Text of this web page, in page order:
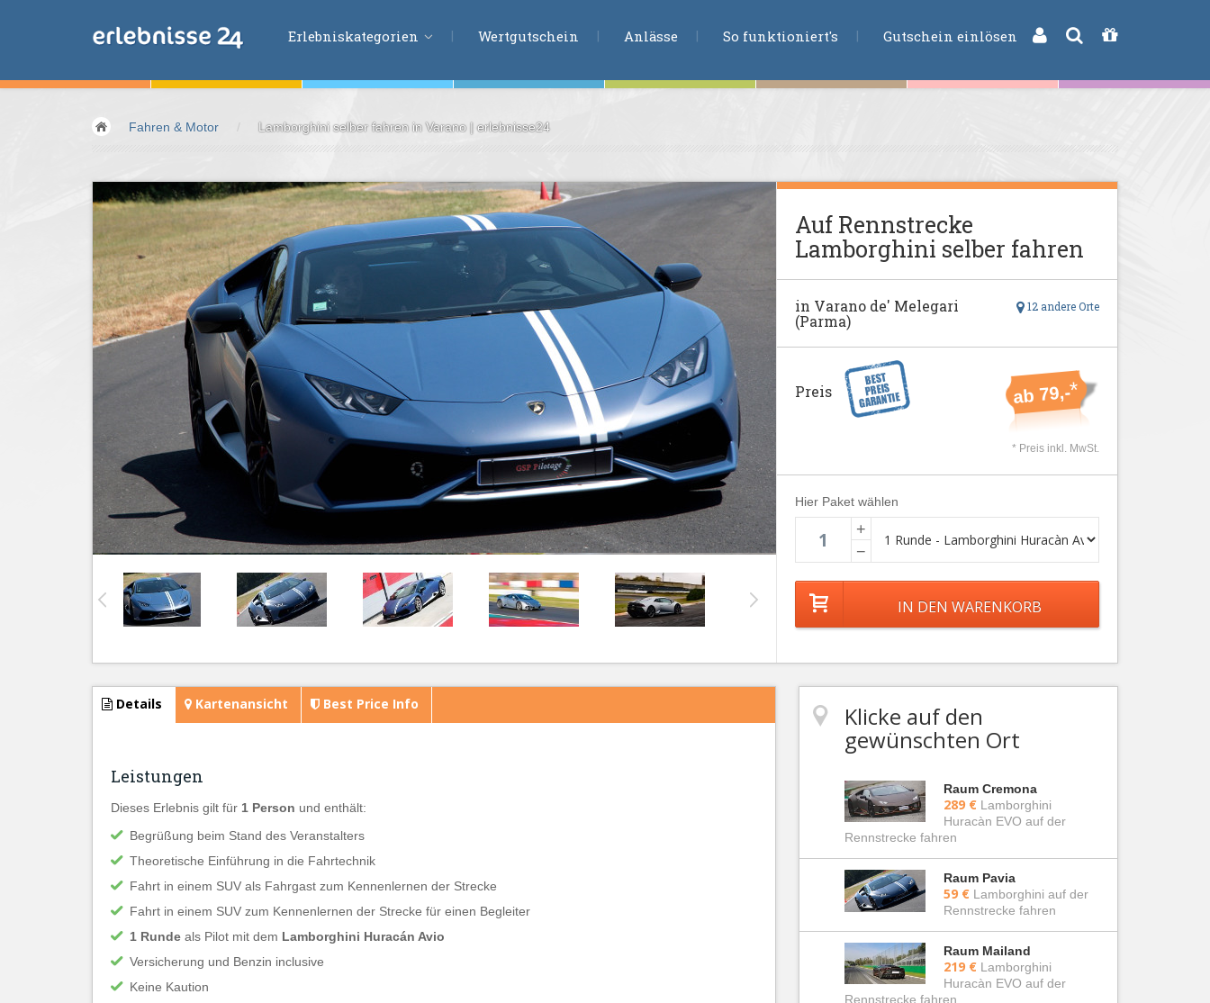
Erlebniskategorien
Fliegen &Gleiten
Abenteuer &Action
Sport &Fitness
Essen &Trinken
Wellness &
Wasser &
Lifestyle &
Kids &Family
Übernachtungen
Wertgutschein Anlässe So funktioniert's Gutschein einlösen
Fahren & Motor / Lamborghini selber fahren in Varano | erlebnisse24
Auf Rennstrecke
Lamborghini selber fahren
12 andere Orte
in Varano de' Melegari
(Parma)
ab 79,-*
Preis
* Preis inkl. MwSt.
Hier Paket wählen
+
−
Details Kartenansicht Best Price Info
Leistungen
Dieses Erlebnis gilt für 1 Person und enthält:
Begrüßung beim Stand des Veranstalters
Theoretische Einführung in die Fahrtechnik
Fahrt in einem SUV als Fahrgast zum Kennenlernen der Strecke
Fahrt in einem SUV zum Kennenlernen der Strecke für einen Begleiter
1 Runde als Pilot mit dem Lamborghini Huracán Avio
Versicherung und Benzin inclusive
Keine Kaution
Klicke auf den
gewünschten Ort
Raum Cremona
289 € Lamborghini
Huracàn EVO auf der
Rennstrecke fahren
Raum Pavia
59 € Lamborghini auf der
Rennstrecke fahren
Raum Mailand
219 € Lamborghini
Huracàn EVO auf der
Rennstrecke fahren